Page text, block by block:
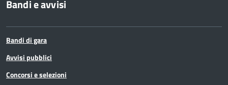
Bandi e avvisi
Bandi di gara
Avvisi pubblici
Concorsi e selezioni